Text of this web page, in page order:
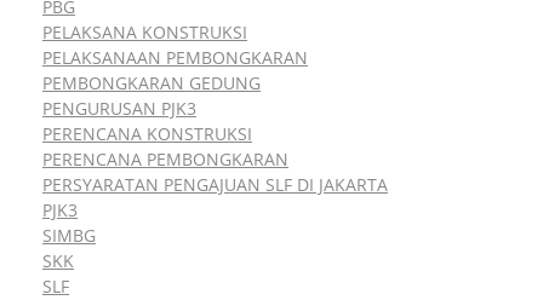
PBG
PELAKSANA KONSTRUKSI
PELAKSANAAN PEMBONGKARAN
PEMBONGKARAN GEDUNG
PENGURUSAN PJK3
PERENCANA KONSTRUKSI
PERENCANA PEMBONGKARAN
PERSYARATAN PENGAJUAN SLF DI JAKARTA
PJK3
SIMBG
SKK
SLF